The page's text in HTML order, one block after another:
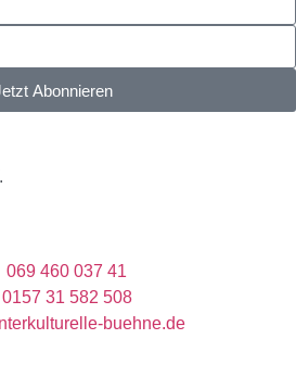
Abonnieren
069 460 037 41
0157 31 582 508
buehne.de